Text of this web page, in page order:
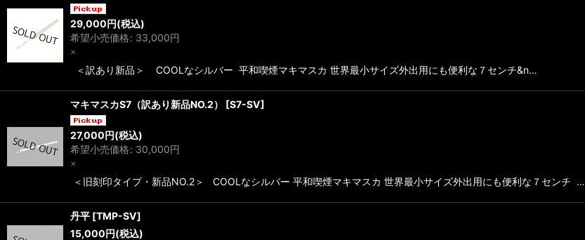
29,000円(税込)
希望小売価格: 33,000円
×
＜訳あり新品＞ COOLなシルバー 平和喫煙マキマスカ 世界最小サイズ外出用にも便利な７センチ&n…
マキマスカS7（訳あり新品NO.2） [S7-SV]
27,000円(税込)
希望小売価格: 30,000円
×
＜旧刻印タイプ・新品NO.2＞ COOLなシルバー 平和喫煙マキマスカ 世界最小サイズ外出用にも便利な７センチ …
丹平 [TMP-SV]
15,000円(税込)